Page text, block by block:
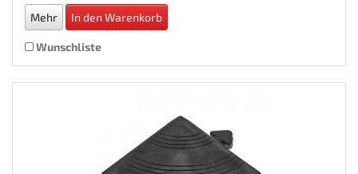
Mehr In den Warenkorb
Wunschliste